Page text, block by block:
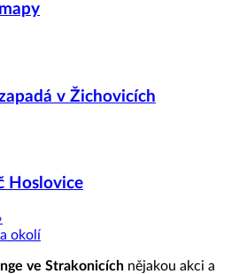
v Žichovicích
Hoslovice
okolí
ve Strakonicích nějakou akci a